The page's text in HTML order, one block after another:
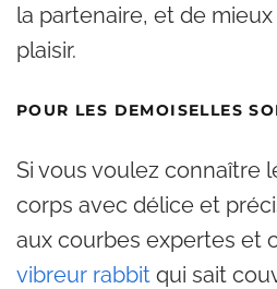
la partenaire, et de
plaisir.
POUR LES DEMOISELLES
Si vous voulez connaître
corps avec délice et
aux courbes expertes et
vibreur rabbit qui sait